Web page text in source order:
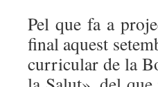
Pel que fa a
final aquest
curricular de la